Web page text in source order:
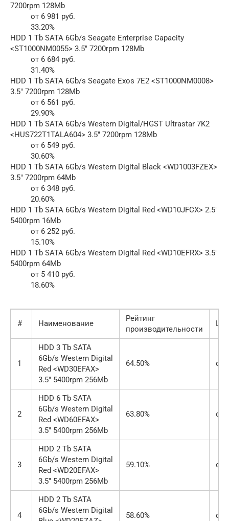
7200rpm 128Mb
от 6 981 руб.
33.20%
HDD 1 Tb SATA 6Gb/s Seagate Enterprise Capacity
<ST1000NM0055> 3.5″ 7200rpm 128Mb
от 6 684 руб.
31.40%
HDD 1 Tb SATA 6Gb/s Seagate Exos 7E2 <ST1000NM0008>
3.5″ 7200rpm 128Mb
от 6 561 руб.
29.90%
HDD 1 Tb SATA 6Gb/s Western Digital/HGST Ultrastar 7K2
<HUS722T1TALA604> 3.5″ 7200rpm 128Mb
от 6 549 руб.
30.60%
HDD 1 Tb SATA 6Gb/s Western Digital Black <WD1003FZEX>
3.5″ 7200rpm 64Mb
от 6 348 руб.
20.60%
HDD 1 Tb SATA 6Gb/s Western Digital Red <WD10JFCX> 2.5″
5400rpm 16Mb
от 6 252 руб.
15.10%
HDD 1 Tb SATA 6Gb/s Western Digital Red <WD10EFRX> 3.5″
5400rpm 64Mb
от 5 410 руб.
18.60%
# Наименование
Рейтинг
производительности
1
HDD 3 Tb SATA
6Gb/s Western Digital
Red <WD30EFAX>
3.5″ 5400rpm 256Mb
64.50% от
2
HDD 6 Tb SATA
6Gb/s Western Digital
Red <WD60EFAX>
3.5″ 5400rpm 256Mb
63.80% от
3
HDD 2 Tb SATA
6Gb/s Western Digital
Red <WD20EFAX>
3.5″ 5400rpm 256Mb
59.10% от
4
HDD 2 Tb SATA
6Gb/s Western Digital
58.60% от